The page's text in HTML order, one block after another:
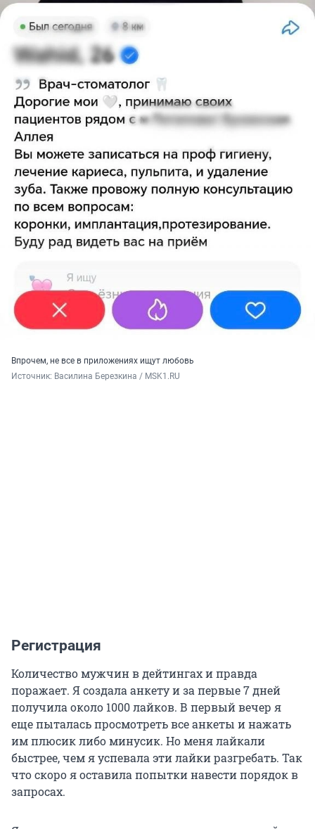
Впрочем, не все в приложениях ищут любовь
Источник: Василина Березкина / MSK1.RU
Регистрация
Количество мужчин в дейтингах и правда
поражает. Я создала анкету и за первые 7 дней
получила около 1000 лайков. В первый вечер я
еще пыталась просмотреть все анкеты и нажать
им плюсик либо минусик. Но меня лайкали
быстрее, чем я успевала эти лайки разгребать. Так
что скоро я оставила попытки навести порядок в
запросах.